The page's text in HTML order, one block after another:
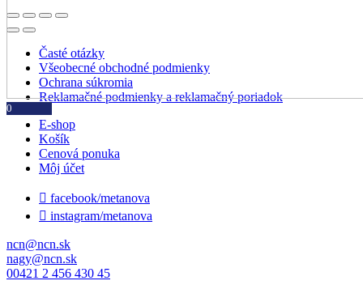
0
do
Časté otázky
Všeobecné obchodné podmienky
Ochrana súkromia
Reklamačné podmienky a reklamačný poriadok
E-shop
Košík
Cenová ponuka
Môj účet
 facebook/metanova
 instagram/metanova
ncn@ncn.sk
nagy@ncn.sk
00421 2 456 430 45